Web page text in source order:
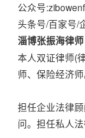
公众号
头条号/百家号/
淄博张振海律师
本人双证律师(
师、保险经济师
担任企业法律
问。担任私人法